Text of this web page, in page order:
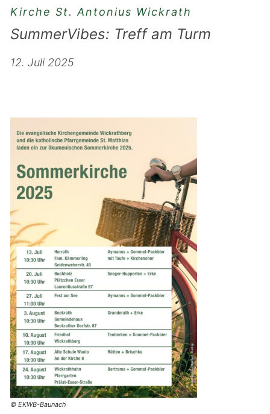
Kirche St. Antonius Wickrath
SummerVibes: Treff am Turm
12. Juli 2025
© EKWB-Baunach